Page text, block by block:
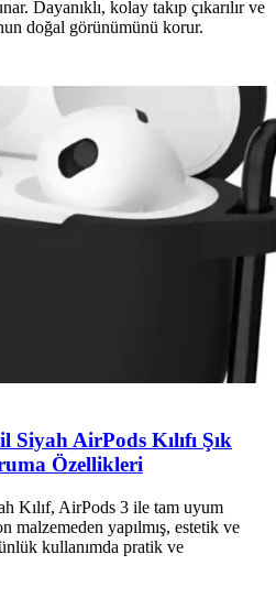
Dayanıklı, kolay takıp çıkarılır ve
doğal görünümünü korur.
AirPods Kılıfı Şık
Özellikleri
Kılıf, AirPods 3 ile tam uyum
malzemeden yapılmış, estetik ve
kullanımda pratik ve